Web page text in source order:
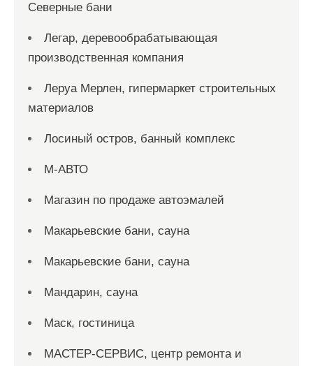
Северные бани
Легар, деревообрабатывающая
производственная компания
Леруа Мерлен, гипермаркет строительных
материалов
Лосиный остров, банный комплекс
М-АВТО
Магазин по продаже автоэмалей
Макарьевские бани, сауна
Макарьевские бани, сауна
Мандарин, сауна
Маск, гостиница
МАСТЕР-СЕРВИС, центр ремонта и